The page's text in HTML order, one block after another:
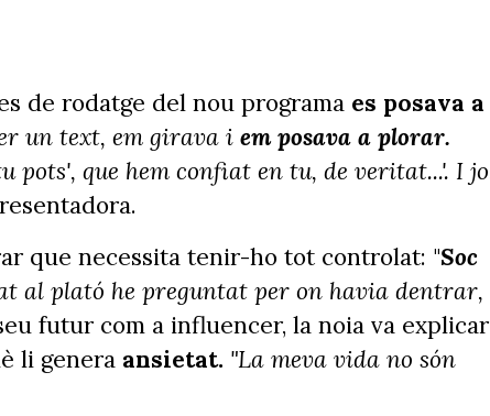
de rodatge del nou programa es posava a
un text, em girava i em posava a plorar.
pots', que hem confiat en tu, de veritat...'. I
que necessita tenir-ho tot controlat: "Soc
al plató he preguntat per on havia dentrar,
futur com a influencer, la noia va explicar
li genera ansietat. "La meva vida no són